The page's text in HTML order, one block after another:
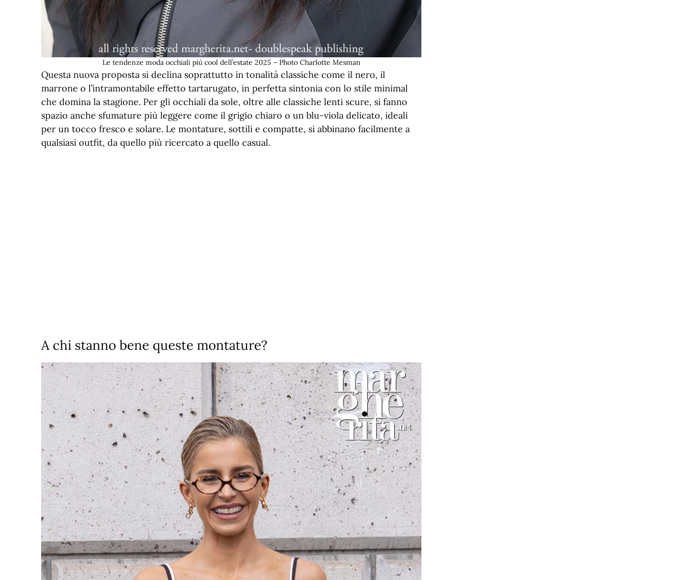
Le tendenze moda occhiali più cool dell’estate 2025 – Photo Charlotte Mesman
Questa nuova proposta si declina soprattutto in tonalità classiche come il nero, il
marrone o l’intramontabile effetto tartarugato, in perfetta sintonia con lo stile minimal
che domina la stagione. Per gli occhiali da sole, oltre alle classiche lenti scure, si fanno
spazio anche sfumature più leggere come il grigio chiaro o un blu-viola delicato, ideali
per un tocco fresco e solare. Le montature, sottili e compatte, si abbinano facilmente a
qualsiasi outfit, da quello più ricercato a quello casual.
A chi stanno bene queste montature?